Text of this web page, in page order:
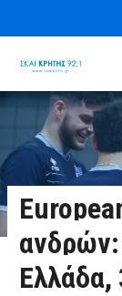
ανδρών:
Ελλάδα,